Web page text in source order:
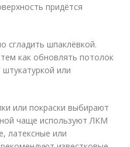
придётся
сгладить шпаклёвкой.
как обновлять потолок
или
или покраски выбирают
чаще используют ЛКМ
латексные или